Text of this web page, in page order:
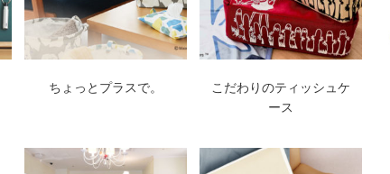
ちょっとプラスで。
こだわりのティッシュケ
ース